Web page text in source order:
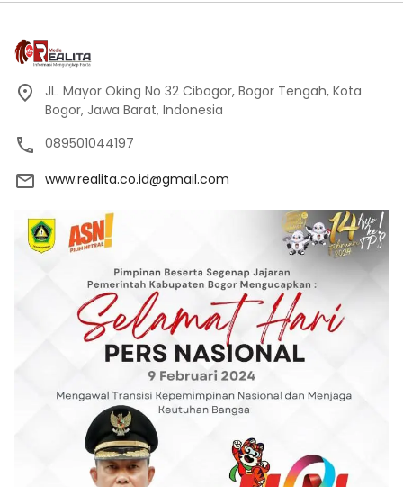
JL. Mayor Oking No 32 Cibogor, Bogor Tengah, Kota
Bogor, Jawa Barat, Indonesia
089501044197
www.realita.co.id@gmail.com